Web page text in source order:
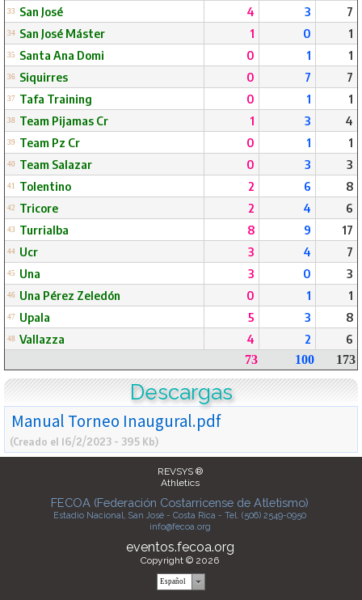
33 San José 4 3 7
34 San José Máster 1 0 1
35 Santa Ana Domi 0 1 1
36 Siquirres 0 7 7
37 Tafa Training 0 1 1
38 Team Pijamas Cr 1 3 4
39 Team Pz Cr 0 1 1
40 Team Salazar 0 3 3
41 Tolentino 2 6 8
42 Tricore 2 4 6
43 Turrialba 8 9 17
44 Ucr 3 4 7
45 Una 3 0 3
46 Una Pérez Zeledón 0 1 1
47 Upala 5 3 8
48 Vallazza 4 2 6
73 100 173
Descargas
Manual Torneo Inaugural.pdf
(Creado el 16/2/2023 - 395 Kb)
REVSYS ®
Athletics
FECOA (Federación Costarricense de Atletismo)
Estadio Nacional, San José - Costa Rica - Tel. (506) 2549-0950
info@fecoa.org
eventos.fecoa.org
Copyright © 2026